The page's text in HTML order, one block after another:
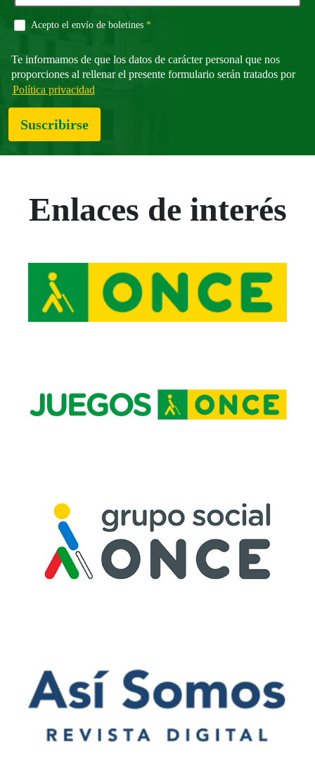
Acepto el envío de boletines *Campo obligatorio
Te informamos de que los datos de carácter personal que nos
proporciones al rellenar el presente formulario serán tratados por
Política privacidad
Suscribirse
Enlaces de interés